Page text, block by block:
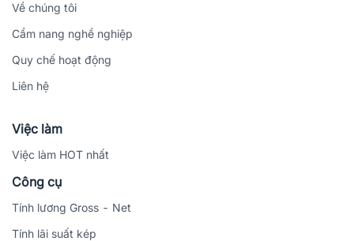
Về chúng tôi
Cẩm nang nghề nghiệp
Quy chế hoạt động
Liên hệ
Việc làm
Việc làm HOT nhất
Công cụ
Tính lương Gross - Net
Tính lãi suất kép